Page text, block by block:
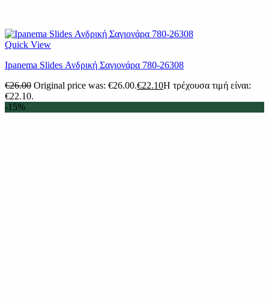
Quick View
Ipanema Slides Ανδρική Σαγιονάρα 780-26308
€26.00 Original price was: €26.00.€22.10Η τρέχουσα τιμή είναι:
€22.10.
-15%